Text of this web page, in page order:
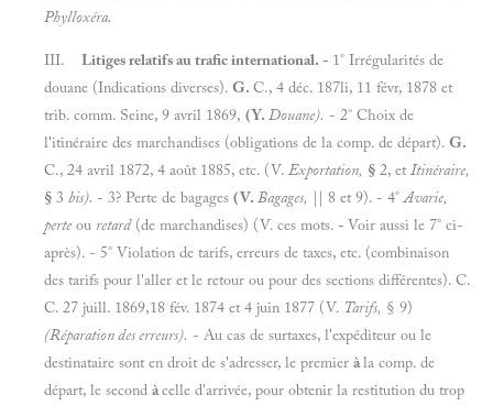
Phylloxéra.
III. Litiges relatifs au trafic international. - 1° Irrégularités de
douane (Indications diverses). G. C., 4 déc. 187li, 11 févr, 1878 et
trib. comm. Seine, 9 avril 1869, (Y. Douane). - 2° Choix de
l'itinéraire des marchandises (obligations de la comp. de départ). G.
C., 24 avril 1872, 4 août 1885, etc. (V. Exportation, § 2, etItinéraire,
§ 3 bis). - 3? Perte de bagages (V. Bagages, || 8 et 9). - 4°Avarie,
perte ou retard(de marchandises) (V. ces mots. - Voir aussi le 7° ci-
après). - 5° Violation de tarifs, erreurs de taxes, etc. (combinaison
des tarifs pour l'aller et le retour ou pour des sections différentes). C.
C. 27 juill. 1869,18 fév. 1874 et 4 juin 1877 (V. Tarifs, § 9)
(Réparation des erreurs). - Au cas de surtaxes, l'expéditeur ou le
destinataire sont en droit de s'adresser, le premier àla comp. de
départ, le second àcelle d'arrivée, pour obtenir la restitution du trop